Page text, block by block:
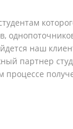
наш
партнер
процессе